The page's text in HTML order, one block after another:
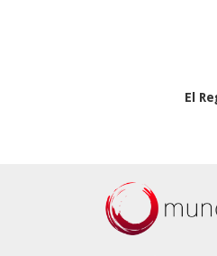
El